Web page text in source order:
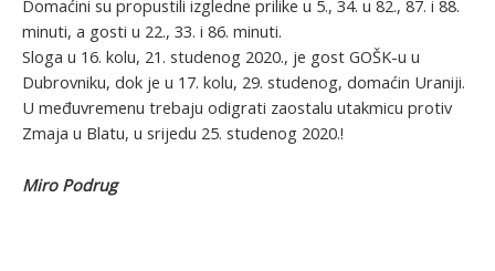
Domaćini su propustili izgledne prilike u 5., 34. u 82., 87. i 88.
minuti, a gosti u 22., 33. i 86. minuti.
Sloga u 16. kolu, 21. studenog 2020., je gost GOŠK-u u
Dubrovniku, dok je u 17. kolu, 29. studenog, domaćin Uraniji.
U međuvremenu trebaju odigrati zaostalu utakmicu protiv
Zmaja u Blatu, u srijedu 25. studenog 2020.!
Miro Podrug